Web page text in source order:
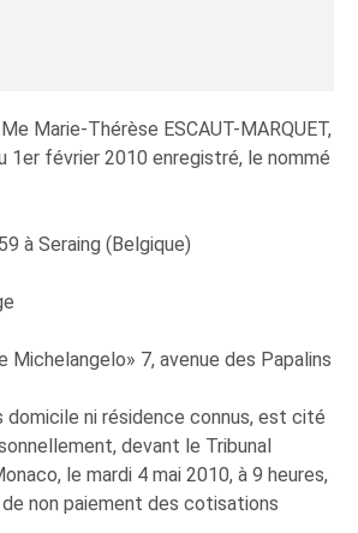
Marie-Thérèse ESCAUT-MARQUET,
1er février 2010 enregistré, le nommé
à Seraing (Belgique)
Michelangelo» 7, avenue des Papalins
ni résidence connus, est cité
devant le Tribunal
le mardi 4 mai 2010, à 9 heures,
non paiement des cotisations